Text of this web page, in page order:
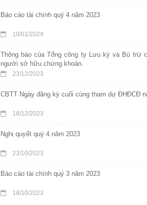
Báo cáo tài chính quý 4 năm 2023
18/01/2024
Thông báo cúa Tổng công ty Lưu ký và Bù trừ
người sở hữu chứng khoán.
23/12/2023
CBTT Ngày đăng ký cuối cùng tham dự ĐHĐCĐ
18/12/2023
Nghị quyết quý 4 năm 2023
23/10/2023
Báo cáo tài chính quý 3 năm 2023
18/10/2023